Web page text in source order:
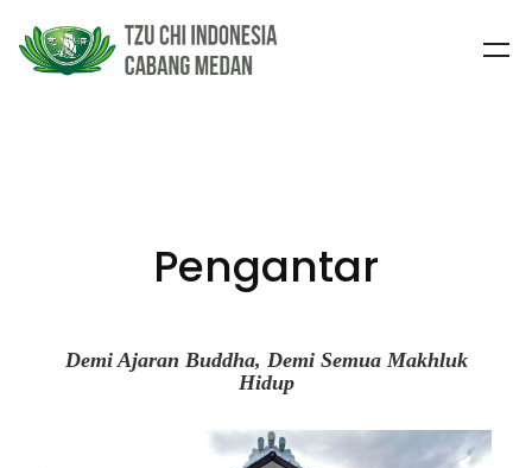
Pengantar
Demi Ajaran Buddha, Demi Semua Makhluk
Hidup